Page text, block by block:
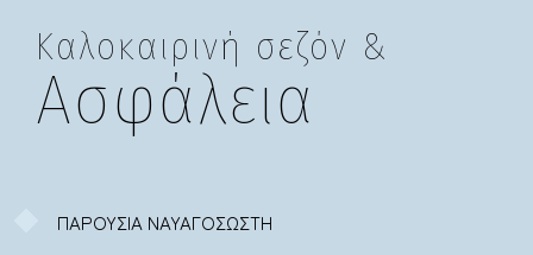
Καλοκαιρινή σεζόν &
Ασφάλεια
ΠΑΡΟΥΣΙΑ ΝΑΥΑΓΟΣΩΣΤΗ